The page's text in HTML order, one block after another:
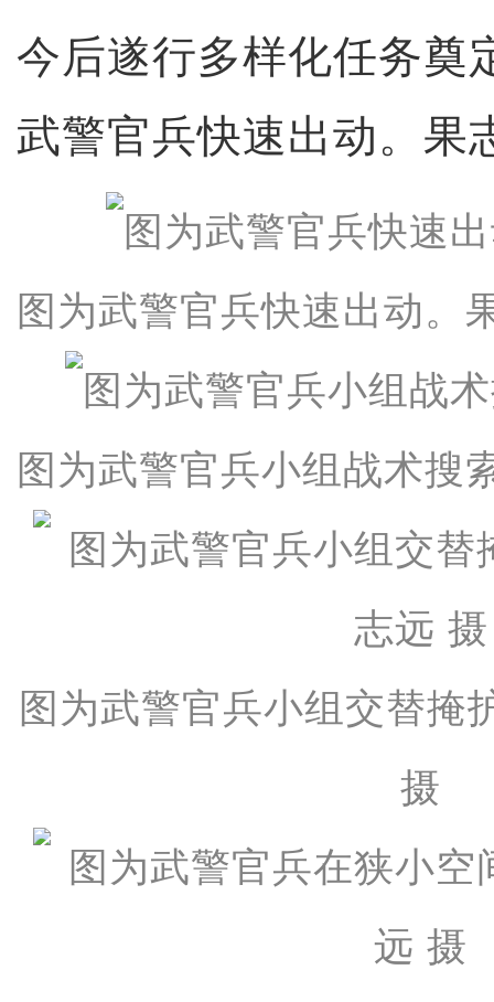
今后遂行多样化任务奠
武警官兵快速出动。果
图为武警官兵快速出动。
图为武警官兵小组战术搜
图为武警官兵小组交替掩
摄